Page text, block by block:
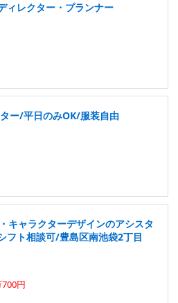
ィレクター・プランナー
ー/平日のみOK/服装自由
キャラクターデザインのアシスタ
フト相談可/豊島区南池袋2丁目
円